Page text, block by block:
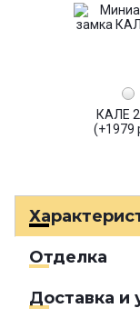
КАЛЕ
(+1979
Отделка
Доставка и